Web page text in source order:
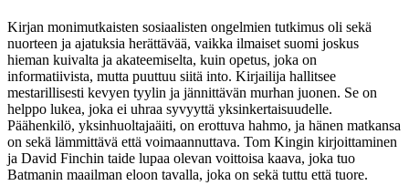
Kirjan monimutkaisten sosiaalisten ongelmien tutkimus oli sekä
nuorteen ja ajatuksia herättävää, vaikka ilmaiset suomi joskus
hieman kuivalta ja akateemiselta, kuin opetus, joka on
informatiivista, mutta puuttuu siitä into. Kirjailija hallitsee
mestarillisesti kevyen tyylin ja jännittävän murhan juonen. Se on
helppo lukea, joka ei uhraa syvyyttä yksinkertaisuudelle.
Päähenkilö, yksinhuoltajaäiti, on erottuva hahmo, ja hänen matkansa
on sekä lämmittävä että voimaannuttava. Tom Kingin kirjoittaminen
ja David Finchin taide lupaa olevan voittoisa kaava, joka tuo
Batmanin maailman eloon tavalla, joka on sekä tuttu että tuore.